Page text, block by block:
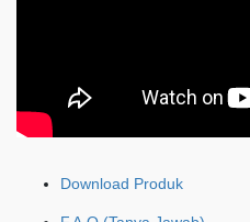
Download Produk